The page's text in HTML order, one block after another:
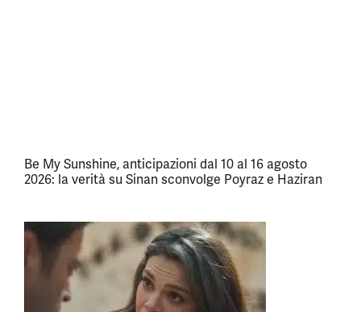
Be My Sunshine, anticipazioni dal 10 al 16 agosto
2026: la verità su Sinan sconvolge Poyraz e Haziran